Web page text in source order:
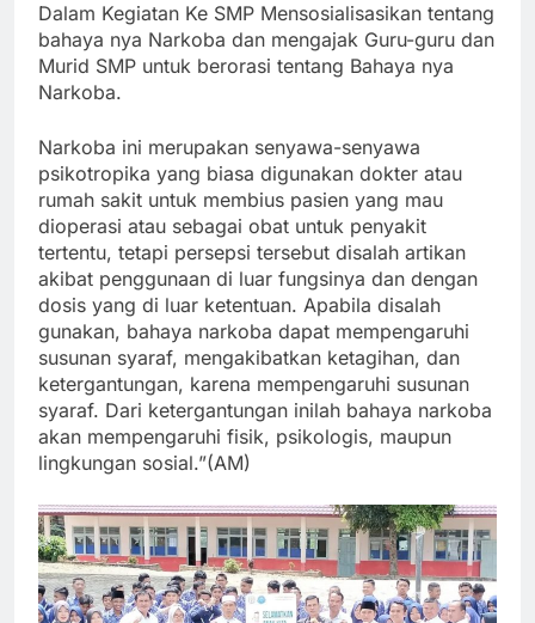
Dalam Kegiatan Ke SMP Mensosialisasikan tentang
bahaya nya Narkoba dan mengajak Guru-guru dan
Murid SMP untuk berorasi tentang Bahaya nya
Narkoba.
Narkoba ini merupakan senyawa-senyawa
psikotropika yang biasa digunakan dokter atau
rumah sakit untuk membius pasien yang mau
dioperasi atau sebagai obat untuk penyakit
tertentu, tetapi persepsi tersebut disalah artikan
akibat penggunaan di luar fungsinya dan dengan
dosis yang di luar ketentuan. Apabila disalah
gunakan, bahaya narkoba dapat mempengaruhi
susunan syaraf, mengakibatkan ketagihan, dan
ketergantungan, karena mempengaruhi susunan
syaraf. Dari ketergantungan inilah bahaya narkoba
akan mempengaruhi fisik, psikologis, maupun
lingkungan sosial.”(AM)